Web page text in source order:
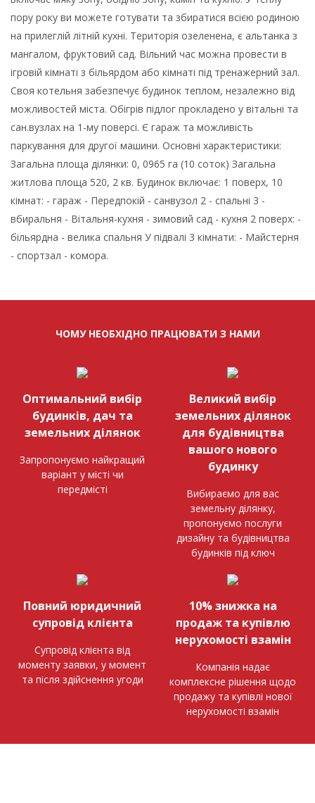
пору року ви можете готувати та збиратися всією родиною
на прилеглій літній кухні. Територія озеленена, є альтанка з
мангалом, фруктовий сад. Вільний час можна провести в
ігровій кімнаті з більярдом або кімнаті під тренажерний зал.
Своя котельня забезпечує будинок теплом, незалежно від
можливостей міста. Обігрів підлог прокладено у вітальні та
сан.вузлах на 1-му поверсі. Є гараж та можливість
паркування для другої машини. Основні характеристики:
Загальна площа ділянки: 0, 0965 га (10 соток) Загальна
житлова площа 520, 2 кв. Будинок включає: 1 поверх, 10
кімнат: - гараж - Передпокій - санвузол 2 - спальні 3 -
вбиральня - Вітальня-кухня - зимовий сад - кухня 2 поверх: -
більярдна - велика спальня У підвалі 3 кімнати: - Майстерня
- спортзал - комора.
ЧОМУ НЕОБХІДНО ПРАЦЮВАТИ З НАМИ
Оптимальний вибір
будинків, дач та
земельних ділянок
Запропонуємо найкращий
варіант у місті чи
передмісті
Великий вибір
земельних ділянок
для будівництва
вашого нового
будинку
Вибираємо для вас
земельну ділянку,
пропонуємо послуги
дизайну та будівництва
будинків під ключ
Повний юридичний
супровід клієнта
Супровід клієнта від
моменту заявки, у момент
та після здійснення угоди
10% знижка на
продаж та купівлю
нерухомості взамін
Компанія надає
комплексне рішення щодо
продажу та купівлі нової
нерухомості взамін